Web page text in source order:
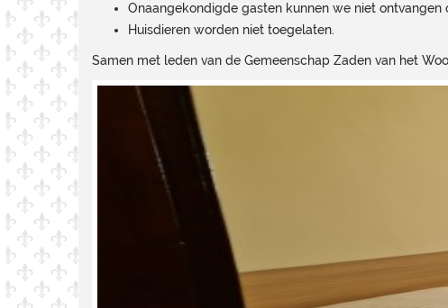
Onaangekondigde gasten kunnen we niet
Huisdieren worden niet toegelaten.
Samen met leden van de Gemeenschap Zaden van het